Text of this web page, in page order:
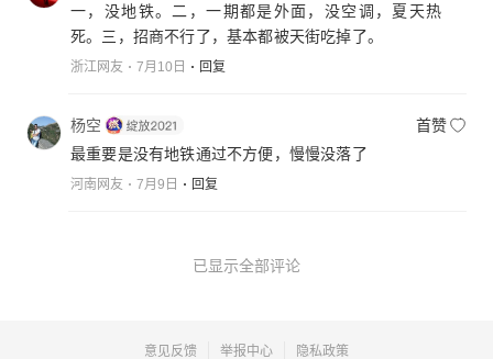
一，没地铁。二，一期都是外面，没空调，夏天热
死。三，招商不行了，基本都被天街吃掉了。
浙江网友 7月10日 回复
杨空
首赞
最重要是没有地铁通过不方便，慢慢没落了
河南网友 7月9日 回复
已显示全部评论
意见反馈 举报中心 隐私政策